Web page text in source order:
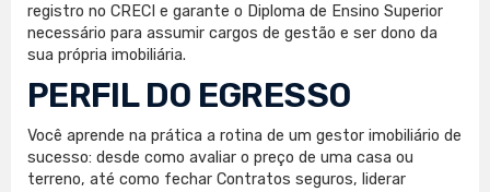
registro no CRECI e garante o Diploma de Ensino Superior
necessário para assumir cargos de gestão e ser dono da
sua própria imobiliária.
PERFIL DO EGRESSO
Você aprende na prática a rotina de um gestor imobiliário de
sucesso: desde como avaliar o preço de uma casa ou
terreno, até como fechar Contratos seguros, liderar